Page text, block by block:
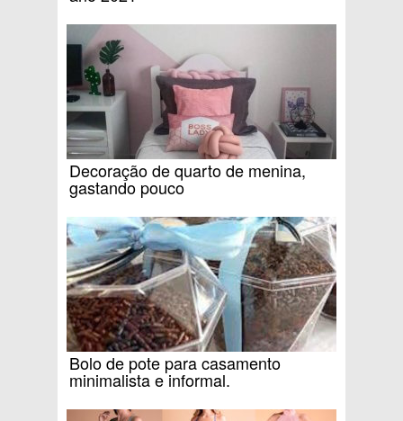
Decoração de quarto de menina,
gastando pouco
Bolo de pote para casamento
minimalista e informal.